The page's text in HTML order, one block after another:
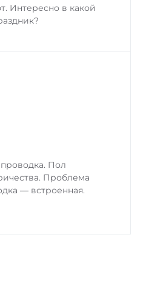
Интересно в какой
Пол
Проблема
— встроенная.